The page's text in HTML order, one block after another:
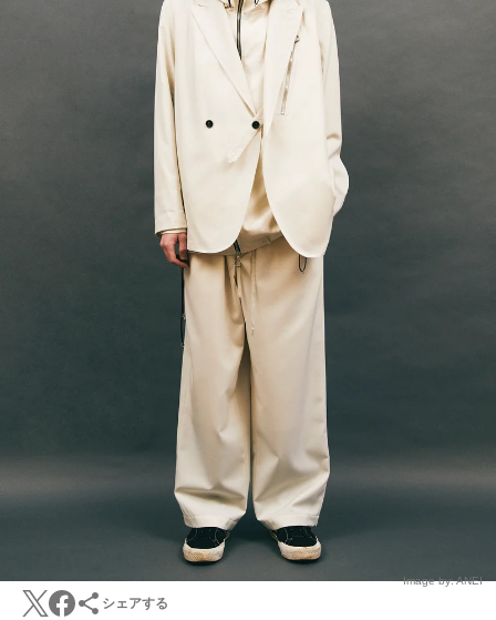
Image by: ANEI
シェアする